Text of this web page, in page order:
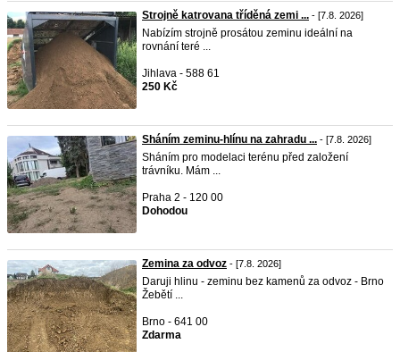
Strojně katrovana tříděná zemi ... - [7.8. 2026]
Nabízím strojně prosátou zeminu ideální na
rovnání teré ...
Jihlava - 588 61
250 Kč
Sháním zeminu-hlínu na zahradu ... - [7.8. 2026]
Sháním pro modelaci terénu před založení
trávníku. Mám ...
Praha 2 - 120 00
Dohodou
Zemina za odvoz - [7.8. 2026]
Daruji hlinu - zeminu bez kamenů za odvoz - Brno
Žebětí ...
Brno - 641 00
Zdarma